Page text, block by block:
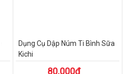
Dụng Cụ Dập Núm Ti Bình Sữa
Kichi
80.000₫